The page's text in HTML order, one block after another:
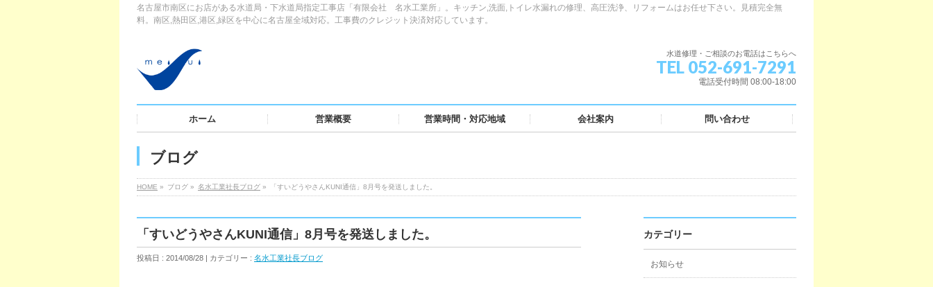
名古屋市南区にお店がある水道局・下水道局指定工事店「有限会社 名水工業所」。キッチン,洗面,トイレ水漏れの修理、高圧洗浄、リフォームはお任せ下さい。見積完全無
料。南区,熱田区,港区,緑区を中心に名古屋全域対応。工事費のクレジット決済対応しています。
水道修理・ご相談のお電話はこちらへ
TEL 052-691-7291
電話受付時間 08:00-18:00
ホーム 営業概要 営業時間・対応地域 会社案内 問い合わせ
ブログ
HOME » ブログ » 名水工業社長ブログ » 「すいどうやさんKUNI通信」8月号を発送しました。
「すいどうやさんKUNI通信」8月号を発送しました。
投稿日 : 2014/08/28 | カテゴリー : 名水工業社長ブログ
カテゴリー
お知らせ